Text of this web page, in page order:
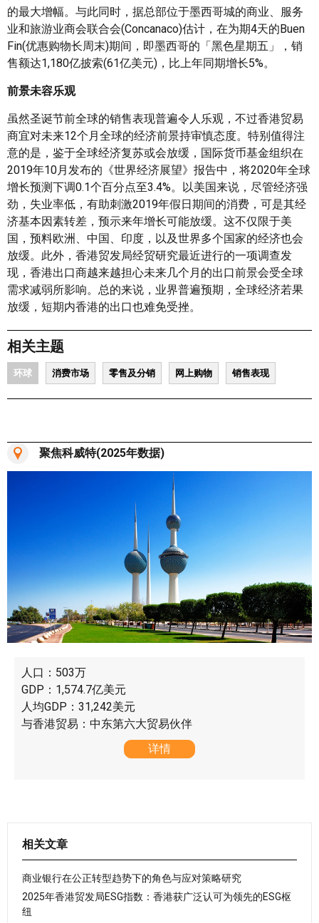
的最大增幅。与此同时，据总部位于墨西哥城的商业、服务
业和旅游业商会联合会(Concanaco)估计，在为期4天的Buen
Fin(优惠购物长周末)期间，即墨西哥的「黑色星期五」，销
售额达1,180亿披索(61亿美元)，比上年同期增长5%。
前景未容乐观
虽然圣诞节前全球的销售表现普遍令人乐观，不过香港贸易
商宜对未来12个月全球的经济前景持审慎态度。特别值得注
意的是，鉴于全球经济复苏或会放缓，国际货币基金组织在
2019年10月发布的《世界经济展望》报告中，将2020年全球
增长预测下调0.1个百分点至3.4%。以美国来说，尽管经济强
劲，失业率低，有助刺激2019年假日期间的消费，可是其经
济基本因素转差，预示来年增长可能放缓。这不仅限于美
国，预料欧洲、中国、印度，以及世界多个国家的经济也会
放缓。此外，香港贸发局经贸研究最近进行的一项调查发
现，香港出口商越来越担心未来几个月的出口前景会受全球
需求减弱所影响。总的来说，业界普遍预期，全球经济若果
放缓，短期内香港的出口也难免受挫。
相关主题
环球 消费市场 零售及分销 网上购物 销售表现
聚焦科威特(2025年数据)
人口：503万
GDP：1,574.7亿美元
人均GDP：31,242美元
与香港贸易：中东第六大贸易伙伴
详情
相关文章
商业银行在公正转型趋势下的角色与应对策略研究
2025年香港贸发局ESG指数：香港获广泛认可为领先的ESG枢
纽